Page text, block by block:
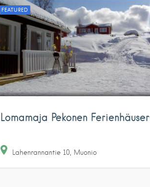
FEATURED
Lomamaja Pekonen Ferienhäuser
Lahenrannantie 10 Muonio